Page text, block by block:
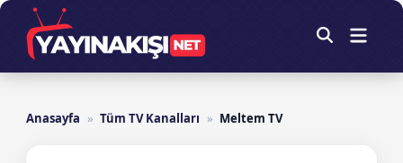
Skip
content
OpenMain
Anasayfa » Tüm TV Kanalları » Meltem TV